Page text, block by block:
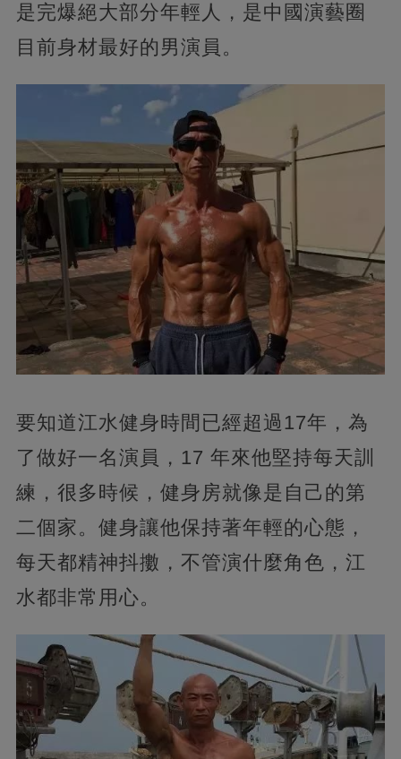
是完爆絕大部分年輕人，是中國演藝圈
目前身材最好的男演員。
要知道江水健身時間已經超過17年，為
了做好一名演員，17 年來他堅持每天訓
練，很多時候，健身房就像是自己的第
二個家。健身讓他保持著年輕的心態，
每天都精神抖擻，不管演什麼角色，江
水都非常用心。